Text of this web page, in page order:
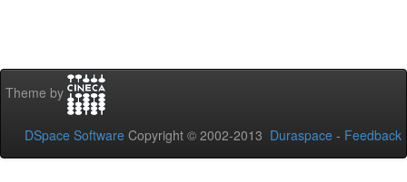
Theme by
DSpace Software Copyright © 2002-2013 Duraspace - Feedback